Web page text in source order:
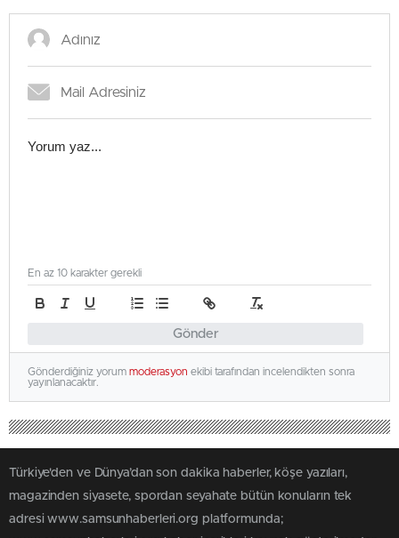
Gönder
En az 10 karakter gerekli
Gönderdiğiniz yorum moderasyon ekibi tarafından incelendikten sonra
yayınlanacaktır.
Türkiye'den ve Dünya’dan son dakika haberler, köşe yazıları,
magazinden siyasete, spordan seyahate bütün konuların tek
adresi www.samsunhaberleri.org platformunda;